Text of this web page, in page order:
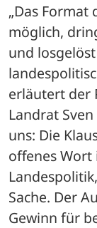
„Das
möglich,
und
erläutert der
Landrat
uns: Die
offenes Wort
Sache. Der
Gewinn für